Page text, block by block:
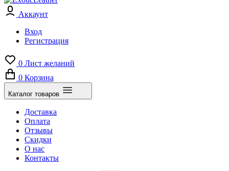
Аккаунт
Вход
Регистрация
0 Лист желаний
0 Корзина
Каталог товаров
Доставка
Оплата
Отзывы
Скидки
О нас
Контакты